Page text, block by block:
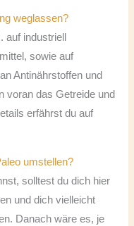
weglassen?
industriell
sowie auf
Antinährstoffen und
voran das Getreide und
erfährst du auf
umstellen?
solltest du dich hier
und dich vielleicht
Danach wäre es, je